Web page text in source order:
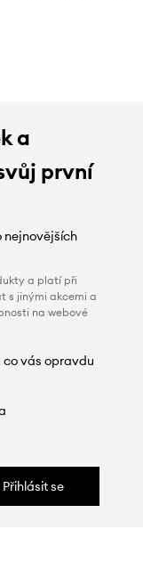
a
první
nejnovějších
a platí při
s jinými akcemi a
na webové
co vás opravdu
Přihlásit se